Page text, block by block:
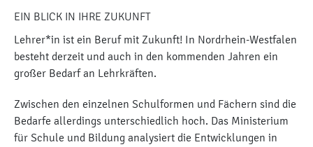
EIN BLICK IN IHRE ZUKUNFT
Lehrer*in ist ein Beruf mit Zukunft! In Nordrhein-Westfalen
besteht derzeit und auch in den kommenden Jahren ein
großer Bedarf an Lehrkräften.
Zwischen den einzelnen Schulformen und Fächern sind die
Bedarfe allerdings unterschiedlich hoch. Das Ministerium
für Schule und Bildung analysiert die Entwicklungen in